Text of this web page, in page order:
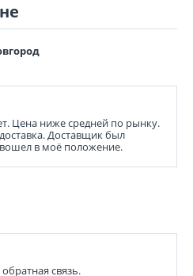
Цена ниже средней по рынку.
Доставщик был
в моё положение.
связь.